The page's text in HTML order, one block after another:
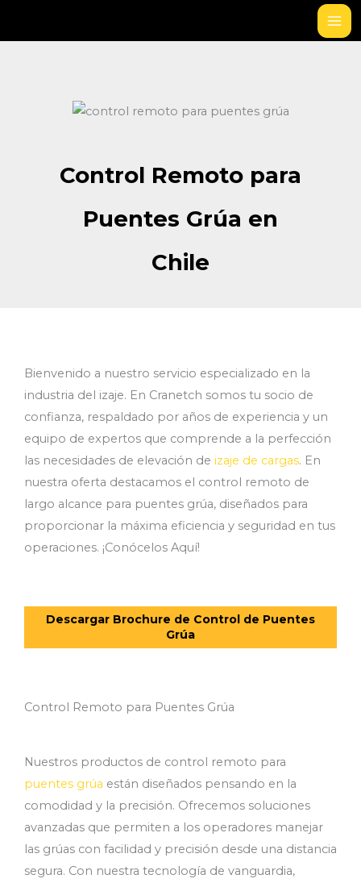
Control Remoto para
Puentes Grúa en
Chile
Bienvenido a nuestro servicio especializado en la
industria del izaje. En Cranetch somos tu socio de
confianza, respaldado por años de experiencia y un
equipo de expertos que comprende a la perfección
las necesidades de elevación de izaje de cargas. En
nuestra oferta destacamos el control remoto de
largo alcance para puentes grúa, diseñados para
proporcionar la máxima eficiencia y seguridad en tus
operaciones. ¡Conócelos Aquí!
Descargar Brochure de Control de Puentes
Grúa
Control Remoto para Puentes Grúa
Nuestros productos de control remoto para
puentes grúa están diseñados pensando en la
comodidad y la precisión. Ofrecemos soluciones
avanzadas que permiten a los operadores manejar
las grúas con facilidad y precisión desde una distancia
segura. Con nuestra tecnología de vanguardia,